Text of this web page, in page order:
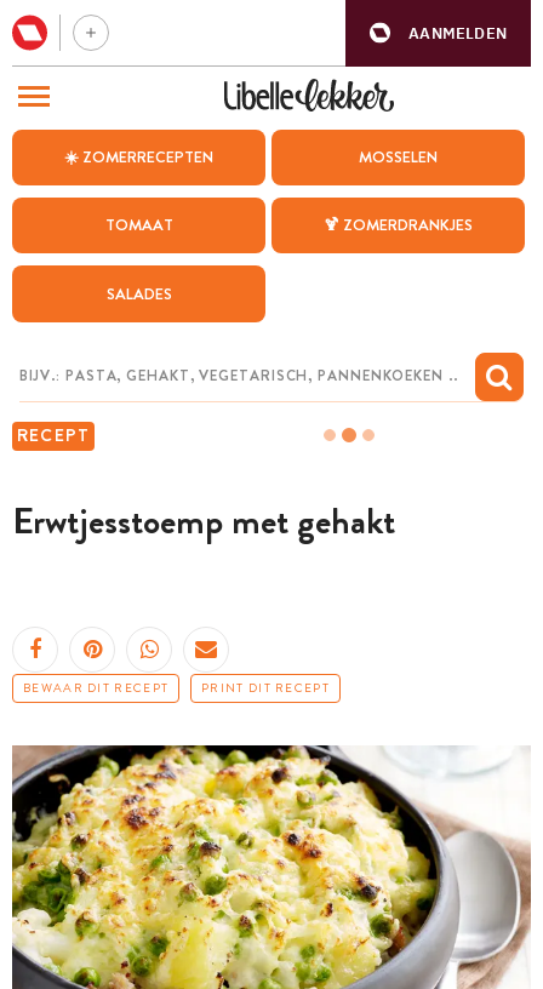
AANMELDEN
☀️ ZOMERRECEPTEN MOSSELEN
TOMAAT 🍹 ZOMERDRANKJES
SALADES
RECEPT
Erwtjesstoemp met gehakt
BEWAAR DIT RECEPT PRINT DIT RECEPT
BEZOEK ONZE ANDERE WEBSITES
WEEKMENU
CHAT MET MAIA
MIJN BEWAARDE RECEPTEN